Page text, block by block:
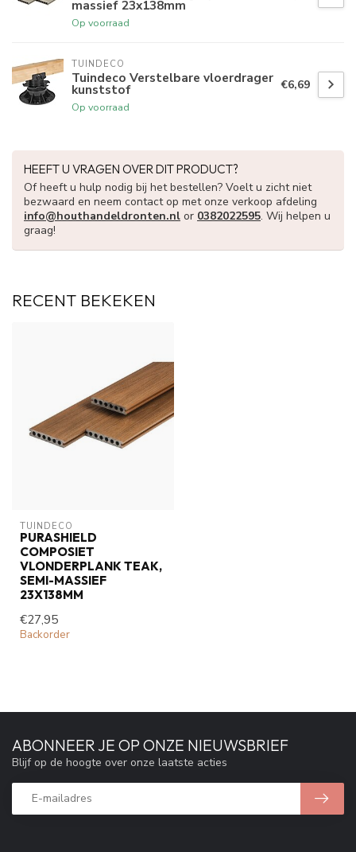
massief 23x138mm
Op voorraad
TUINDECO
Tuindeco Verstelbare vloerdrager
kunststof
Op voorraad
€6,69
HEEFT U VRAGEN OVER DIT PRODUCT?
Of heeft u hulp nodig bij het bestellen? Voelt u zicht niet
bezwaard en neem contact op met onze verkoop afdeling
info@houthandeldronten.nl or 0382022595. Wij helpen u
graag!
RECENT BEKEKEN
TUINDECO
PURASHIELD
COMPOSIET
VLONDERPLANK TEAK,
SEMI-MASSIEF
23X138MM
€27,95
Backorder
ABONNEER JE OP ONZE NIEUWSBRIEF
Blijf op de hoogte over onze laatste acties